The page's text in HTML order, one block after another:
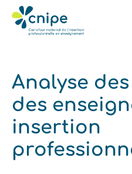
Analyse
des
insertion